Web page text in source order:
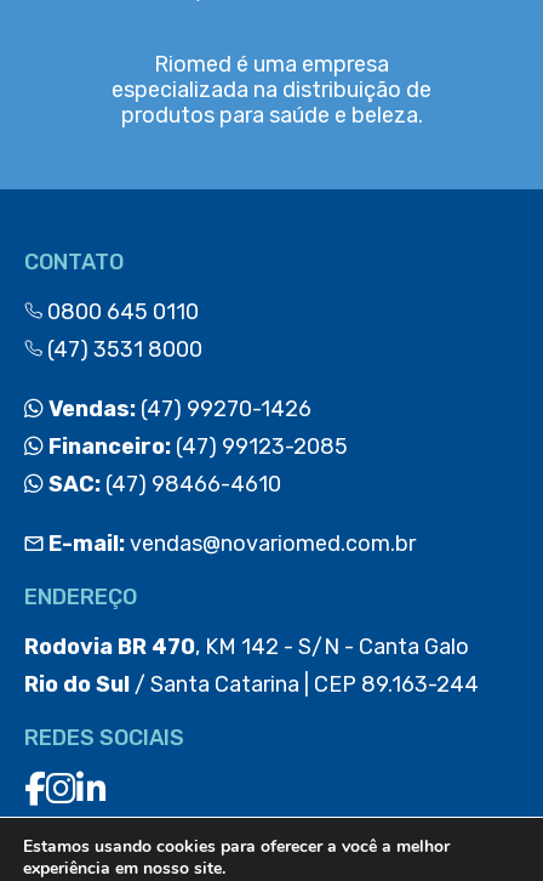
Riomed é uma empresa
especializada na distribuição de
produtos para saúde e beleza.
CONTATO
0800 645 0110
(47) 3531 8000
Vendas: (47) 99270-1426
Financeiro: (47) 99123-2085
SAC: (47) 98466-4610
E-mail:vendas@novariomed.com.br
ENDEREÇO
Rodovia BR 470, KM 142 - S/N - Canta Galo
Rio do Sul / Santa Catarina | CEP 89.163-244
REDES SOCIAIS
BAIXE O APP
Estamos usando cookies para oferecer a você a melhor
experiência em nosso site.